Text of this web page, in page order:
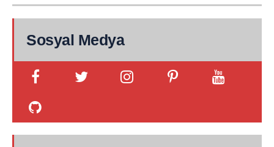
Sosyal Medya